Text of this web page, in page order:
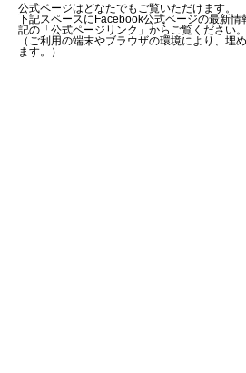
公式ページはどなたでもご覧いただけます。
下記スペースにFacebook公式ページの最新情
記の「公式ページリンク」からご覧ください。
（ご利用の端末やブラウザの環境により、埋
ます。）